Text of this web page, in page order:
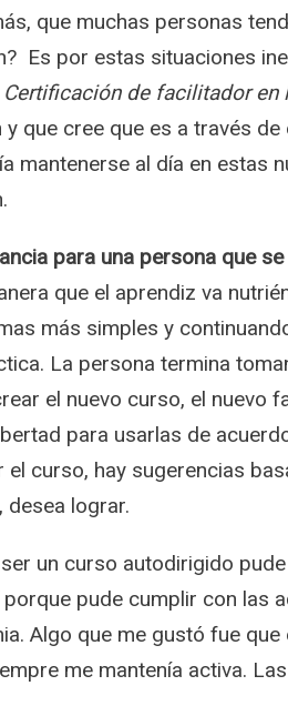
que muchas personas
Es por estas situaciones
Certificación de facilitador en
que cree que es a través
mantenerse al día en estas
para una persona que
que el aprendiz va
más simples y
La persona termina
el nuevo curso, el nuevo
para usarlas de
curso, hay sugerencias
desea lograr.
un curso autodirigido
pude cumplir con las
Algo que me gustó fue
me mantenía activa.